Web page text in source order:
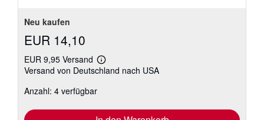
Neu kaufen
EUR 14,10
EUR 9,95 Versand
Weitere
Informationen
Versand von Deutschland nach USA
Anzahl: 4 verfügbar